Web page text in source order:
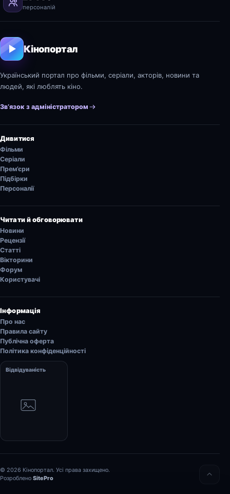
персоналій
Кінопортал
Український портал про фільми, серіали, акторів, новини та
людей, які люблять кіно.
Зв’язок з адміністратором
Дивитися
Фільми
Серіали
Прем’єри
Підбірки
Персоналії
Читати й обговорювати
Новини
Рецензії
Статті
Вікторини
Форум
Користувачі
Інформація
Про нас
Правила сайту
Публічна оферта
Політика конфіденційності
Відвідуваність
© 2026 Кінопортал. Усі права захищено.
Розроблено SitePro